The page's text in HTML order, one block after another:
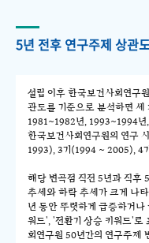
5년 전후 연구주제 상관
설립 이후 한국보건사회연구
관도를 기준으로 분석하면 세
1981~1982년, 1993~1994
한국보건사회연구원의 연구
1993), 3기(1994 ~ 2005), 4
해당 변곡점 직전 5년과 직후
추세와 하락 추세가 크게 나
년 동안 뚜렷하게 급증하거
워드', '전환기 상승 키워드'로
회연구원 50년간의 연구주제